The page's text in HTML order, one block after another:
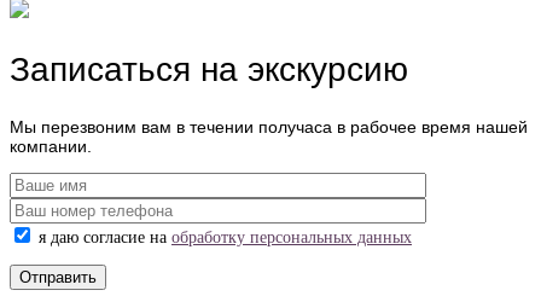
Записаться на экскурсию
Мы перезвоним вам в течении получаса в рабочее время нашей
компании.
я даю согласие на обработку персональных данных